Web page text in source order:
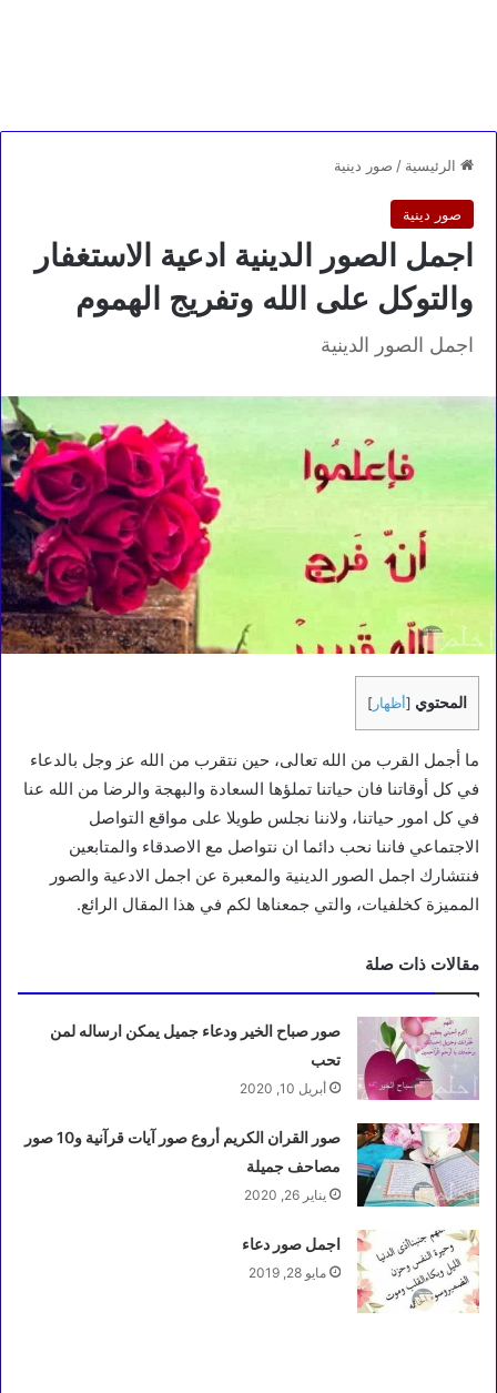
الرئيسية / صور دينية
صور دينية
اجمل الصور الدينية ادعية الاستغفار
والتوكل على الله وتفريج الهموم
اجمل الصور الدينية
المحتوي [أظهار ]
ما أجمل القرب من الله تعالى، حين نتقرب من الله عز وجل بالدعاء
في كل أوقاتنا فان حياتنا تملؤها السعادة والبهجة والرضا من الله عنا
في كل امور حياتنا، ولاننا نجلس طويلا على مواقع التواصل
الاجتماعي فاننا نحب دائما ان نتواصل مع الاصدقاء والمتابعين
فنتشارك اجمل الصور الدينية والمعبرة عن اجمل الادعية والصور
المميزة كخلفيات، والتي جمعناها لكم في هذا المقال الرائع.
مقالات ذات صلة
صور صباح الخير ودعاء جميل يمكن ارساله لمن
تحب
أبريل 10, 2020
صور القران الكريم أروع صور آيات قرآنية و10 صور
مصاحف جميلة
يناير 26, 2020
اجمل صور دعاء
مايو 28, 2019